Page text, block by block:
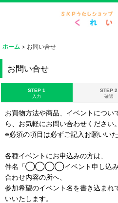
ホーム > お問い合せ
お問い合せ
STEP 1
入力
STEP 2
確認
お買物方法や商品、イベントについ
ら、お気軽にお問い合わせください。
※必須の項目は必ずご記入お願いいた
各種イベントにお申込みの方は、
件名「◯◯◯◯イベント申し込み
合わせ内容の所へ、
参加希望のイベント名を書き込まれ
いいたします。